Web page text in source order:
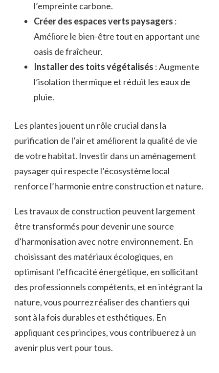
l’empreinte carbone.
Créer des espaces verts paysagers :
Améliore le bien-être tout en apportant une
oasis de fraîcheur.
Installer des toits végétalisés : Augmente
l’isolation thermique et réduit les eaux de
pluie.
Les plantes jouent un rôle crucial dans la
purification de l’air et améliorent la qualité de vie
de votre habitat. Investir dans un aménagement
paysager qui respecte l’écosystème local
renforce l’harmonie entre construction et nature.
Les travaux de construction peuvent largement
être transformés pour devenir une source
d’harmonisation avec notre environnement. En
choisissant des matériaux écologiques, en
optimisant l’efficacité énergétique, en sollicitant
des professionnels compétents, et en intégrant la
nature, vous pourrez réaliser des chantiers qui
sont à la fois durables et esthétiques. En
appliquant ces principes, vous contribuerez à un
avenir plus vert pour tous.